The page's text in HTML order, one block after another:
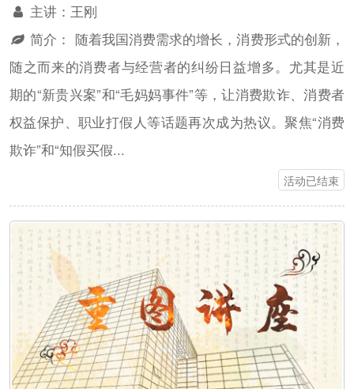
主讲： 王刚
简介： 随着我国消费需求的增长，消费形式的创新，
随之而来的消费者与经营者的纠纷日益增多。尤其是近
期的“新贵兴案”和“毛妈妈事件”等，让消费欺诈、消费者
权益保护、职业打假人等话题再次成为热议。聚焦“消费
欺诈”和“知假买假...
活动已结束